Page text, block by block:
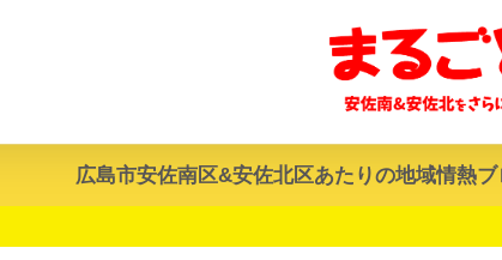
広島市安佐南区&安佐北区あたりの地域情熱